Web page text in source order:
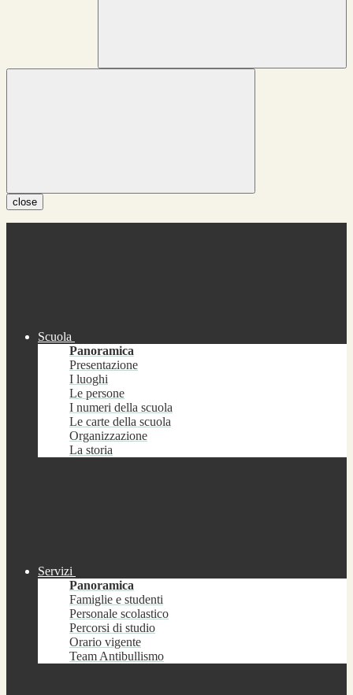
close
Scuola
Panoramica
Presentazione
I luoghi
Le persone
I numeri della scuola
Le carte della scuola
Organizzazione
La storia
Servizi
Panoramica
Famiglie e studenti
Personale scolastico
Percorsi di studio
Orario vigente
Team Antibullismo